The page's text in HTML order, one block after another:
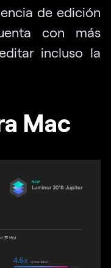
de edición
con más
incluso la
Mac